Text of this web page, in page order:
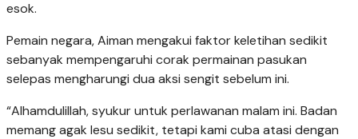
esok.
Pemain negara, Aiman mengakui faktor keletihan sedikit
sebanyak mempengaruhi corak permainan pasukan
selepas mengharungi dua aksi sengit sebelum ini.
“Alhamdulillah, syukur untuk perlawanan malam ini. Badan
memang agak lesu sedikit, tetapi kami cuba atasi dengan